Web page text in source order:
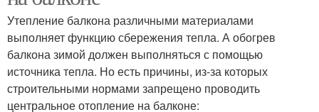
Утепление балкона различными материалами
выполняет функцию сбережения тепла. А обогрев
балкона зимой должен выполняться с помощью
источника тепла. Но есть причины, из-за которых
строительными нормами запрещено проводить
центральное отопление на балконе: